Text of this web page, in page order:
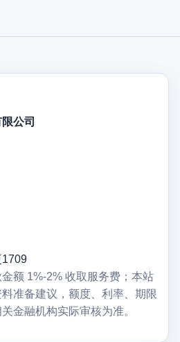
公司
1709
额 1%-2% 收取服务费；本站
准备建议，额度、利率、期限
金融机构实际审核为准。